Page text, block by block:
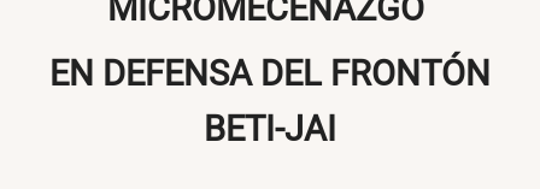
EN DEFENSA DEL FRONTÓN
BETI-JAI